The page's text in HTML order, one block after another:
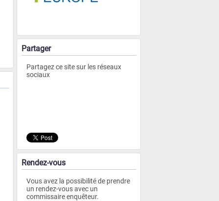
Partager
Partagez ce site sur les réseaux
sociaux
Rendez-vous
Vous avez la possibilité de prendre
un rendez-vous avec un
commissaire enquêteur.